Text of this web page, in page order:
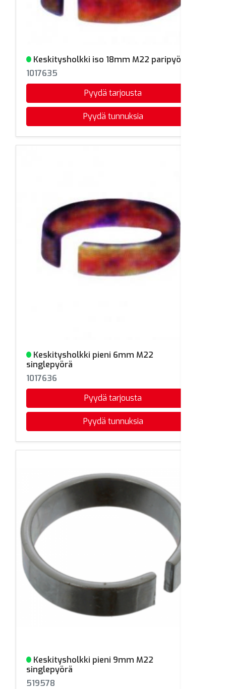
Varastossa
Keskitysholkki iso 18mm M22 paripyörä
1017635
Pyydä tarjousta
Pyydä tunnuksia
Varastossa
Keskitysholkki pieni 6mm M22
singlepyörä
1017636
Pyydä tarjousta
Pyydä tunnuksia
Varastossa
Keskitysholkki pieni 9mm M22
singlepyörä
519578